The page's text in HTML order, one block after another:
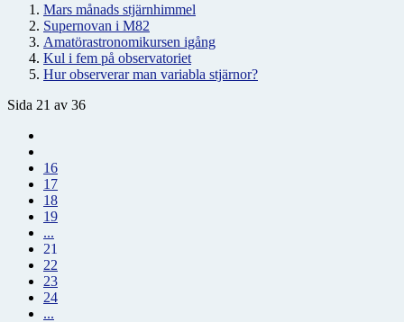
Mars månads stjärnhimmel
Supernovan i M82
Amatörastronomikursen igång
Kul i fem på observatoriet
Hur observerar man variabla stjärnor?
Sida 21 av 36
16
17
18
19
...
21
22
23
24
...